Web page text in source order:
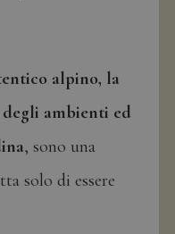
alpino, la
ambienti ed
, sono una
solo di essere